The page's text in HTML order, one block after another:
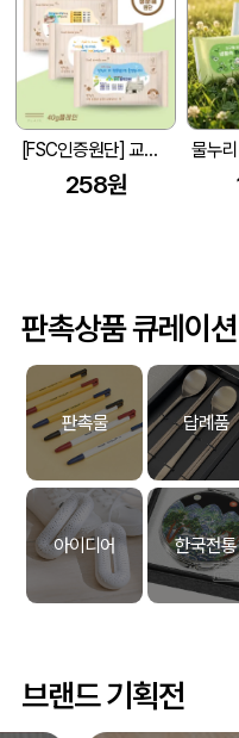
[FSC인증원단] 교회전도 3종 생분해 물티슈 (10매/15매/20매)
258원
판촉상품 큐레이션
판촉물 답례품
아이디어 한국전통
브랜드 기획전